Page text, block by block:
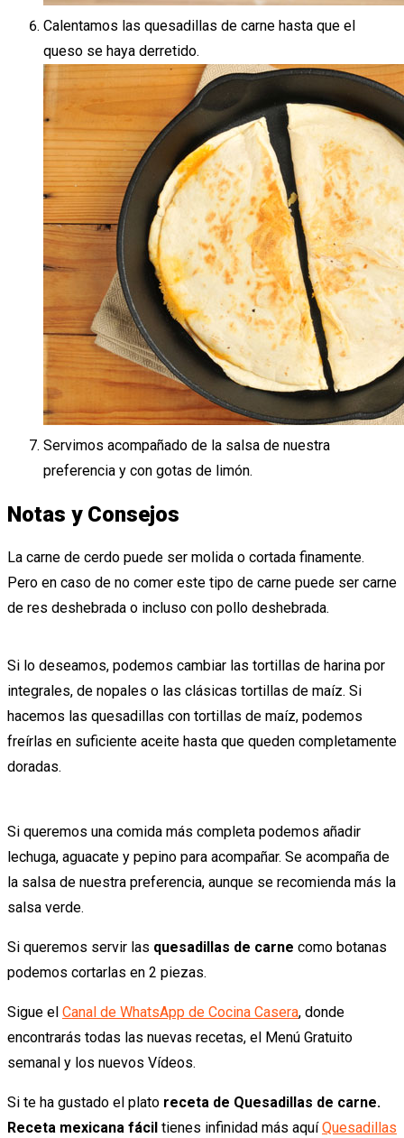
Calentamos las quesadillas de carne hasta que el
queso se haya derretido.
Servimos acompañado de la salsa de nuestra
preferencia y con gotas de limón.
Notas y Consejos
La carne de cerdo puede ser molida o cortada finamente.
Pero en caso de no comer este tipo de carne puede ser carne
de res deshebrada o incluso con pollo deshebrada.
Si lo deseamos, podemos cambiar las tortillas de harina por
integrales, de nopales o las clásicas tortillas de maíz. Si
hacemos las quesadillas con tortillas de maíz, podemos
freírlas en suficiente aceite hasta que queden completamente
doradas.
Si queremos una comida más completa podemos añadir
lechuga, aguacate y pepino para acompañar. Se acompaña de
la salsa de nuestra preferencia, aunque se recomienda más la
salsa verde.
Si queremos servir las quesadillas de carne como botanas
podemos cortarlas en 2 piezas.
Sigue el Canal de WhatsApp de Cocina Casera, donde
encontrarás todas las nuevas recetas, el Menú Gratuito
semanal y los nuevos Vídeos.
Si te ha gustado el plato receta de Quesadillas de carne.
Receta mexicana fácil tienes infinidad más aquíQuesadillas